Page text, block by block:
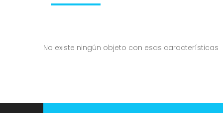
No existe ningún objeto con esas características